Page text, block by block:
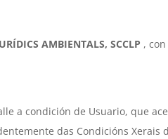
AMBIENTALS, SCCLP ,
a condición de Usuario, que
das Condicións